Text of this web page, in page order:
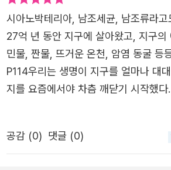
우리 모두가 과학을 더 잘 이해하여. 우
우리 손으로 이룩했던 과학발전 의 어
지 않도록 하는데 있다는 것이다. 앤은
과학의 미래래에 대해 낙관적인 생각을
도의 사춘기를 지나 인간이 성숙하듯,
속되기를 우리의 후손이 우리가 행했
기를 바라고 있다. 아주 어려운 일이다.
쁜 우리들 각자가... 과학에 대해 , 환경
시아노박테리아, 남조세균, 남조류라
27억 년 동안 지구에 살아왔고, 지구의
민물, 짠물, 뜨거운 온천, 암염 동굴 등
P114우리는 생명이 지구를 얼마나 대
지를 요즘에서야 차츰 깨닫기 시작했다
확장하는 도시이지만, 사실 생명은 세
하기 한참 전부터 지구를 바꿔 왔다. 바
공감 (0) 댓글 (0)